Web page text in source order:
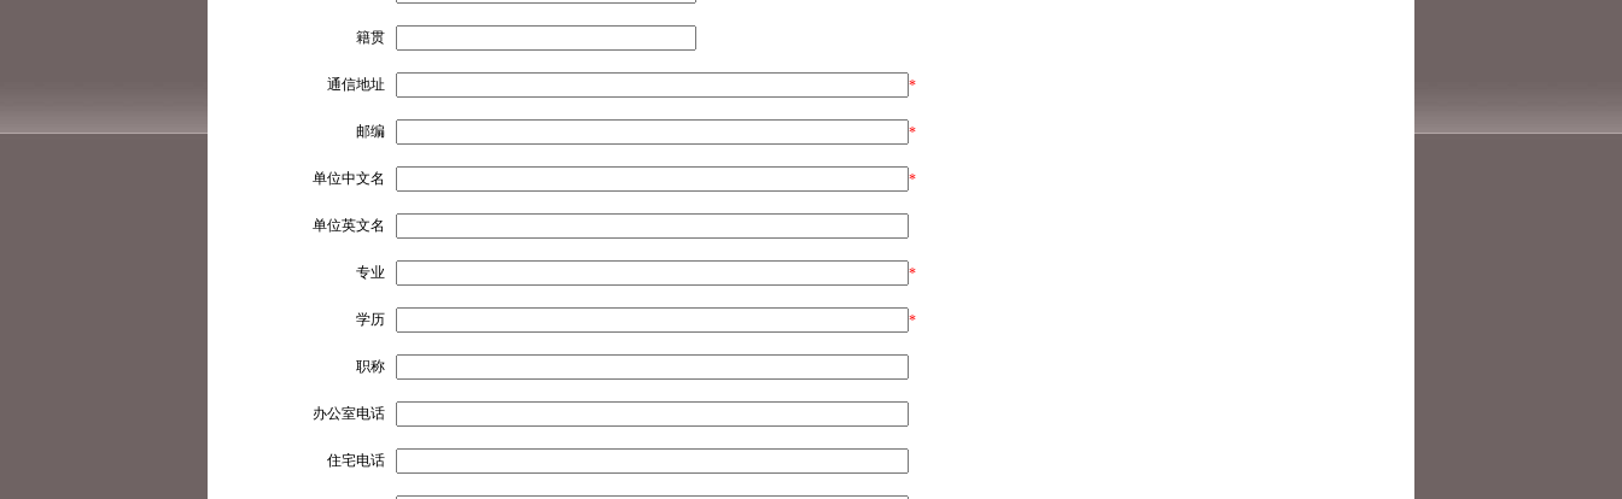
籍贯
通信地址 *
邮编 *
单位中文名 *
单位英文名
专业 *
学历 *
职称
办公室电话
住宅电话